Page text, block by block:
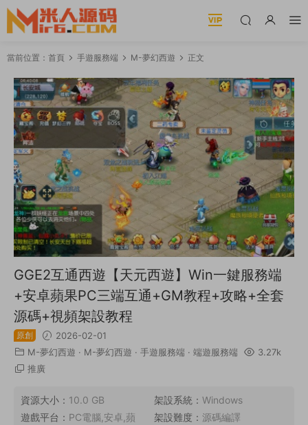
當前位置： 首頁 手遊服務端 M-夢幻西遊 正文
GGE2互通西遊【天元西遊】Win一鍵服務端
+安卓蘋果PC三端互通+GM教程+攻略+全套
源碼+視頻架設教程
原創
2026-02-01
M-夢幻西遊 · M-夢幻西遊 · 手遊服務端 · 端遊服務端
3.27k
推廣
資源大小： 10.0 GB 架設系統： Windows
遊戲平台： PC電腦,安卓,蘋
架設難度： 源碼編譯